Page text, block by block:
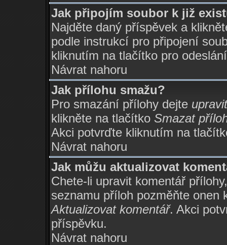
Jak připojím soubor k již
Najděte daný příspěvek a
podle instrukcí pro připojení
kliknutím na tlačítko pro
Návrat nahoru
Jak přílohu smažu?
Pro smazání přílohy dejte upravit
klikněte na tlačítko Smazat
Akci potvrďte kliknutím na
Návrat nahoru
Jak můžu aktualizovat
Chete-li upravit komentář
seznamu příloh pozměňte
Aktualizovat komentář. Akci
příspěvku.
Návrat nahoru